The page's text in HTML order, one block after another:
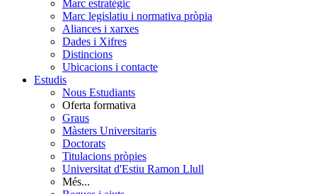
Marc estratègic
Marc legislatiu i normativa pròpia
Aliances i xarxes
Dades i Xifres
Distincions
Ubicacions i contacte
Estudis
Nous Estudiants
Oferta formativa
Graus
Màsters Universitaris
Doctorats
Titulacions pròpies
Universitat d'Estiu Ramon Llull
Més...